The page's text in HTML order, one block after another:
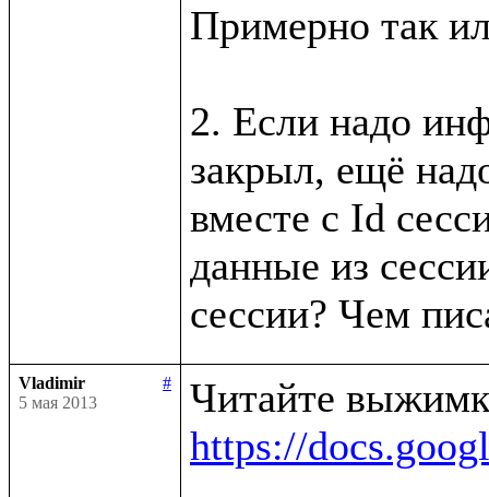
Примерно так
2. Если надо
закрыл, ещё
вместе с Id
данные из
Vladimir
#
5 мая 2013
https://